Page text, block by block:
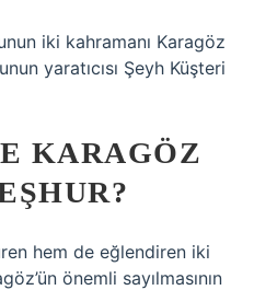
iki kahramanı Karagöz
yaratıcısı Şeyh Küşteri
KARAGÖZ
hem de eğlendiren iki
önemli sayılmasının